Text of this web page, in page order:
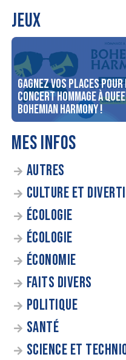
JEUX
Gagnez vos places
concert Hommage à
Bohemian Harmony !
MES INFOS
AUTRES
CULTURE ET
ÉCOLOGIE
ÉCOLOGIE
ÉCONOMIE
FAITS DIVERS
POLITIQUE
SANTÉ
SCIENCE ET